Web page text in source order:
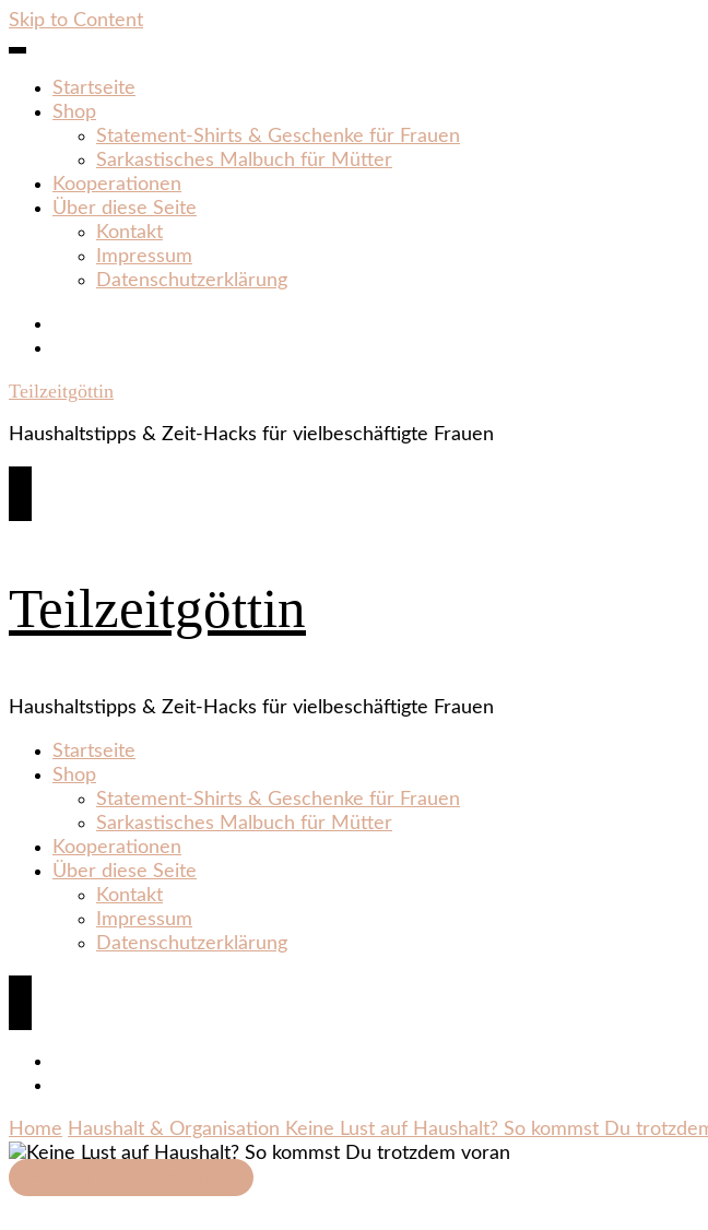
Skip to Content
Startseite
Shop
Statement‑Shirts & Geschenke für Frauen
Sarkastisches Malbuch für Mütter
Kooperationen
Über diese Seite
Kontakt
Impressum
Datenschutzerklärung
Teilzeitgöttin
Haushaltstipps & Zeit‑Hacks für vielbeschäftigte Frauen
Teilzeitgöttin
Haushaltstipps & Zeit‑Hacks für vielbeschäftigte Frauen
Startseite
Shop
Statement‑Shirts & Geschenke für Frauen
Sarkastisches Malbuch für Mütter
Kooperationen
Über diese Seite
Kontakt
Impressum
Datenschutzerklärung
Home Haushalt & Organisation Keine Lust auf Haushalt? So kommst Du